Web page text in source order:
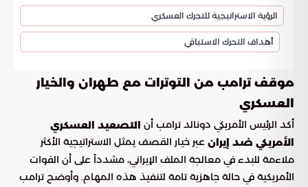
الرؤية الاستراتيجية للتحرك العسكري
أهداف التحرك الاستباقي
موقف ترامب من التوترات مع طهران والخيار
العسكري
أكد الرئيس الأمريكي دونالد ترامب أن التصعيد العسكري
الأمريكي ضد إيران عبر خيار القصف يمثل الاستراتيجية الأكثر
ملاءمة للبدء في معالجة الملف الإيراني، مشدداً على أن القوات
الأمريكية في حالة جاهزية تامة لتنفيذ هذه المهام. وأوضح ترامب